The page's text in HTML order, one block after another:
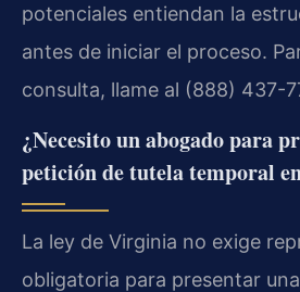
potenciales entiendan la
antes de iniciar el proceso.
consulta, llame al (888) 437-
¿Necesito un abogado para
petición de tutela temporal
La ley de Virginia no exige
obligatoria para presentar